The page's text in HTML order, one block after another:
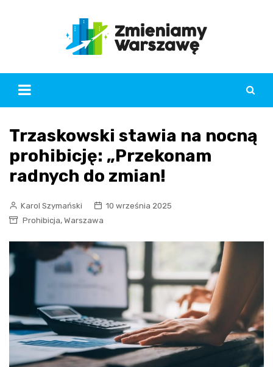
Trzaskowski stawia na nocną
prohibicję: „Przekonam
radnych do zmian!
Karol Szymański
10 września 2025
Prohibicja, Warszawa